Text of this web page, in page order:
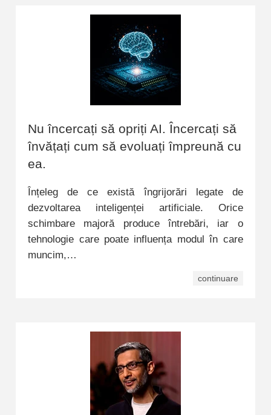
Nu încercați să opriți AI. Încercați să
învățați cum să evoluați împreună cu
ea.
Înțeleg de ce există îngrijorări legate de
dezvoltarea inteligenței artificiale. Orice
schimbare majoră produce întrebări, iar o
tehnologie care poate influența modul în care
muncim,…
continuare